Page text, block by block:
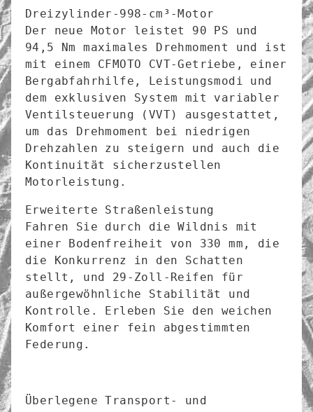
Dreizylinder-998-cm³-Motor
Der neue Motor leistet 90 PS und
94,5 Nm maximales Drehmoment und ist
mit einem CFMOTO CVT-Getriebe, einer
Bergabfahrhilfe, Leistungsmodi und
dem exklusiven System mit variabler
Ventilsteuerung (VVT) ausgestattet,
um das Drehmoment bei niedrigen
Drehzahlen zu steigern und auch die
Kontinuität sicherzustellen
Motorleistung.
Erweiterte Straßenleistung
Fahren Sie durch die Wildnis mit
einer Bodenfreiheit von 330 mm, die
die Konkurrenz in den Schatten
stellt, und 29-Zoll-Reifen für
außergewöhnliche Stabilität und
Kontrolle. Erleben Sie den weichen
Komfort einer fein abgestimmten
Federung.
Überlegene Transport- und